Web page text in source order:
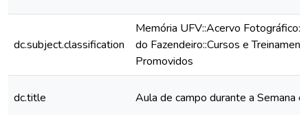
dc.subject.classification
Memória UFV::Acervo
do Fazendeiro::Cursos e
Promovidos
dc.title Aula de campo durante a Semana